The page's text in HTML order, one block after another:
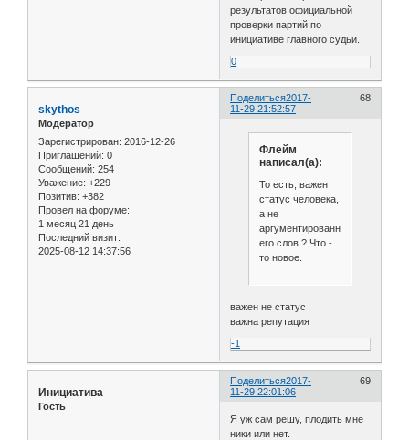
результатов официальной
проверки партий по
инициативе главного судьи.
0
Поделиться 68
2017-
11-29 21:52:57
skythos
Модератор
Зарегистрирован: 2016-12-26
Приглашений: 0
Сообщений: 254
Уважение: +229
Позитив: +382
Провел на форуме:
1 месяц 21 день
Последний визит:
2025-08-12 14:37:56
Флейм
написал(а):
То есть, важен
статус человека,
а не
аргументированность
его слов ? Что -
то новое.
важен не статус
важна репутация
-1
Поделиться 69
2017-
11-29 22:01:06
Инициатива
Гость
Я уж сам решу, плодить мне
ники или нет.